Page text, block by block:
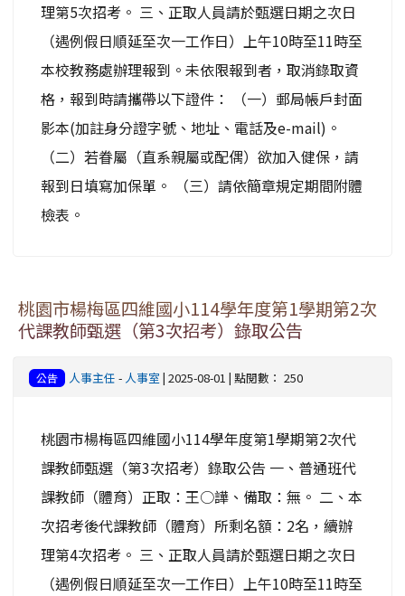
理第5次招考。 三、正取人員請於甄選日期之次日
（遇例假日順延至次一工作日）上午10時至11時至
本校教務處辦理報到。未依限報到者，取消錄取資
格，報到時請攜帶以下證件： （一）郵局帳戶封面
影本(加註身分證字號、地址、電話及e-mail)。
（二）若眷屬（直系親屬或配偶）欲加入健保，請
報到日填寫加保單。 （三）請依簡章規定期間附體
檢表。
桃園市楊梅區四維國小114學年度第1學期第2次
代課教師甄選（第3次招考）錄取公告
公告 人事主任 - 人事室 | 2025-08-01 | 點閱數： 250
桃園市楊梅區四維國小114學年度第1學期第2次代
課教師甄選（第3次招考）錄取公告 一、普通班代
課教師（體育）正取：王○譁、備取：無。 二、本
次招考後代課教師（體育）所剩名額：2名，續辦
理第4次招考。 三、正取人員請於甄選日期之次日
（遇例假日順延至次一工作日）上午10時至11時至